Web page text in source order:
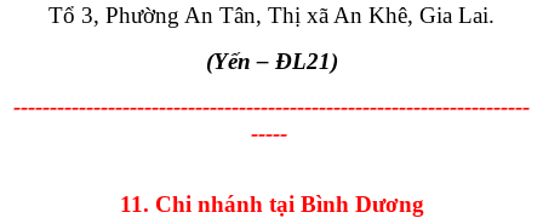
Tổ 3, Phường An Tân, Thị xã An Khê, Gia Lai.
(Yến – ĐL21)
-----------------------------------------------------------------------
-----
11. Chi nhánh tại Bình Dương